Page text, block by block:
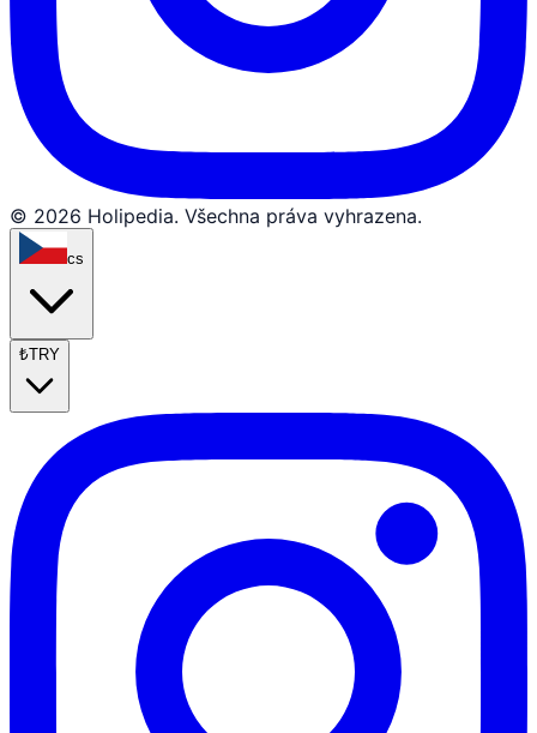
© 2026 Holipedia. Všechna práva vyhrazena.
cs
₺TRY